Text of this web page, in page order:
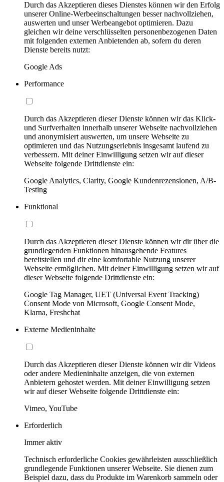
Durch das Akzeptieren dieses Dienstes können wir den Erfolg
unserer Online-Werbeeinschaltungen besser nachvollziehen,
auswerten und unser Werbeangebot optimieren. Dazu
gleichen wir deine verschlüsselten personenbezogenen Daten
mit folgenden externen Anbietenden ab, sofern du deren
Dienste bereits nutzt:
Google Ads
Performance
Durch das Akzeptieren dieser Dienste können wir das Klick-
und Surfverhalten innerhalb unserer Webseite nachvollziehen
und anonymisiert auswerten, um unsere Webseite zu
optimieren und das Nutzungserlebnis insgesamt laufend zu
verbessern. Mit deiner Einwilligung setzen wir auf dieser
Webseite folgende Drittdienste ein:
Google Analytics, Clarity, Google Kundenrezensionen, A/B-
Testing
Funktional
Durch das Akzeptieren dieser Dienste können wir dir über die
grundlegenden Funktionen hinausgehende Features
bereitstellen und dir eine komfortable Nutzung unserer
Webseite ermöglichen. Mit deiner Einwilligung setzen wir auf
dieser Webseite folgende Drittdienste ein:
Google Tag Manager, UET (Universal Event Tracking)
Consent Mode von Microsoft, Google Consent Mode,
Klarna, Freshchat
Externe Medieninhalte
Durch das Akzeptieren dieser Dienste können wir dir Videos
oder andere Medieninhalte anzeigen, die von externen
Anbietern gehostet werden. Mit deiner Einwilligung setzen
wir auf dieser Webseite folgende Drittdienste ein:
Vimeo, YouTube
Erforderlich
Immer aktiv
Technisch erforderliche Cookies gewährleisten ausschließlich
grundlegende Funktionen unserer Webseite. Sie dienen zum
Beispiel dazu, dass du Produkte im Warenkorb sammeln oder